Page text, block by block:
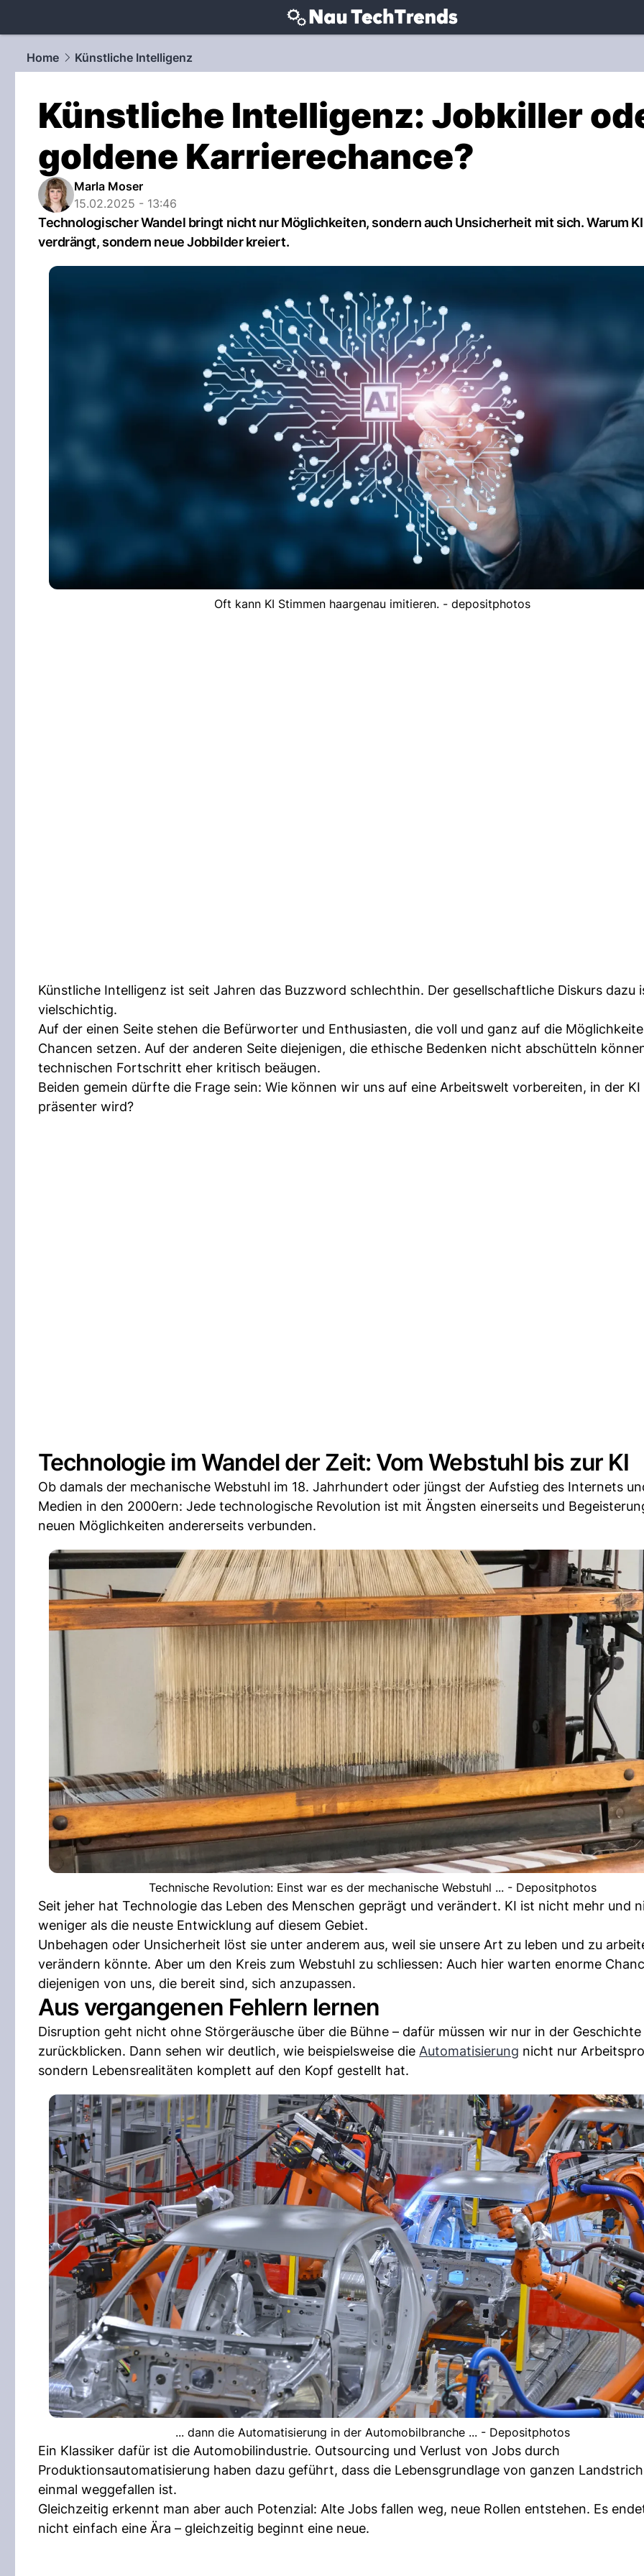
techtrends.NAU.ch
Home
Künstliche Intelligenz
Künstliche Intelligenz: Jobkiller
goldene Karrierechance?
Marla Moser
15.02.2025 - 13:46
Technologischer Wandel bringt nicht nur Möglichkeiten, sondern auch Unsicherheit mit sich. Warum
verdrängt, sondern neue Jobbilder kreiert.
Oft kann KI Stimmen haargenau imitieren. - depositphotos
Künstliche Intelligenz ist seit Jahren das Buzzword schlechthin. Der gesellschaftliche Diskurs dazu
vielschichtig.
Auf der einen Seite stehen die Befürworter und Enthusiasten, die voll und ganz auf die
Chancen setzen. Auf der anderen Seite diejenigen, die ethische Bedenken nicht abschütteln
technischen Fortschritt eher kritisch beäugen.
Beiden gemein dürfte die Frage sein: Wie können wir uns auf eine Arbeitswelt vorbereiten, in der KI
präsenter wird?
Technologie im Wandel der Zeit: Vom Webstuhl bis zur KI
Ob damals der mechanische Webstuhl im 18. Jahrhundert oder jüngst der Aufstieg des Internets
Medien in den 2000ern: Jede technologische Revolution ist mit Ängsten einerseits und
neuen Möglichkeiten andererseits verbunden.
Technische Revolution: Einst war es der mechanische Webstuhl ... - Depositphotos
Seit jeher hat Technologie das Leben des Menschen geprägt und verändert. KI ist nicht mehr und
weniger als die neuste Entwicklung auf diesem Gebiet.
Unbehagen oder Unsicherheit löst sie unter anderem aus, weil sie unsere Art zu leben und zu
verändern könnte. Aber um den Kreis zum Webstuhl zu schliessen: Auch hier warten enorme
diejenigen von uns, die bereit sind, sich anzupassen.
Aus vergangenen Fehlern lernen
Disruption geht nicht ohne Störgeräusche über die Bühne – dafür müssen wir nur in der Geschichte
zurückblicken. Dann sehen wir deutlich, wie beispielsweise die Automatisierung nicht nur
sondern Lebensrealitäten komplett auf den Kopf gestellt hat.
... dann die Automatisierung in der Automobilbranche ... - Depositphotos
Ein Klassiker dafür ist die Automobilindustrie. Outsourcing und Verlust von Jobs durch
Produktionsautomatisierung haben dazu geführt, dass die Lebensgrundlage von ganzen
einmal weggefallen ist.
Gleichzeitig erkennt man aber auch Potenzial: Alte Jobs fallen weg, neue Rollen entstehen. Es
nicht einfach eine Ära – gleichzeitig beginnt eine neue.